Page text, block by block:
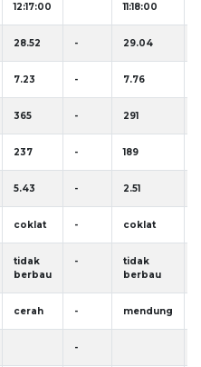
12:17:00
11:18:00
28.52 - 29.04
7.23 - 7.76
365 - 291
237 - 189
5.43 - 2.51
coklat - coklat
tidak
berbau
-
tidak
berbau
cerah - mendung
-